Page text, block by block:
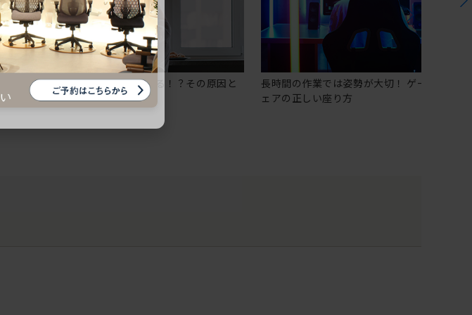
椅子に座っているのに疲れる！？その原因と
疲れにくいチェアの選び方
長時間の作業では姿勢が大切！ ゲーミングチ
ェアの正しい座り方